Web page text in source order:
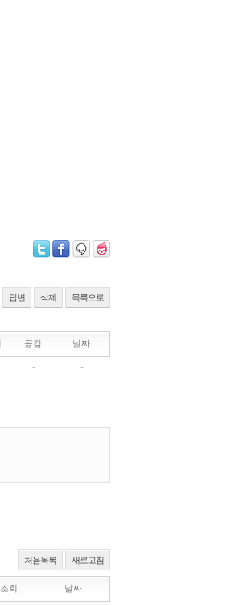
답변 삭제 목록으로
처음목록 새로고침
조회 날짜